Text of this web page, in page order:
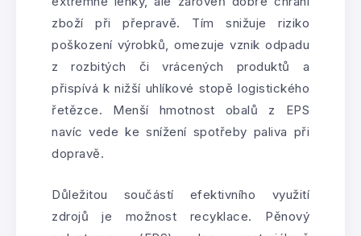
zboží při přepravě. Tím snižuje riziko
poškození výrobků, omezuje vznik odpadu
z rozbitých či vrácených produktů a
přispívá k nižší uhlíkové stopě logistického
řetězce. Menší hmotnost obalů z EPS
navíc vede ke snížení spotřeby paliva při
dopravě.
Důležitou součástí efektivního využití
zdrojů je možnost recyklace. Pěnový